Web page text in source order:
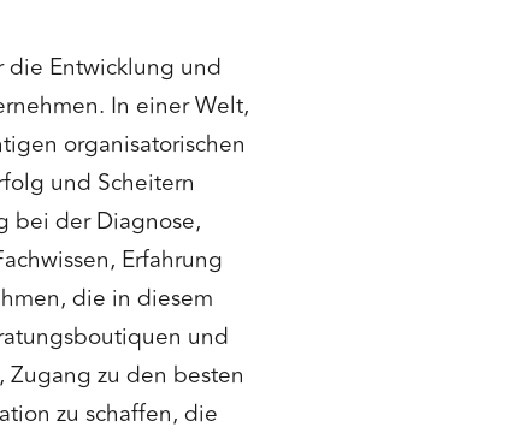
Entwicklung und
In einer Welt,
organisatorischen
und Scheitern
bei der Diagnose,
Erfahrung
die in diesem
und
zu den besten
zu schaffen, die